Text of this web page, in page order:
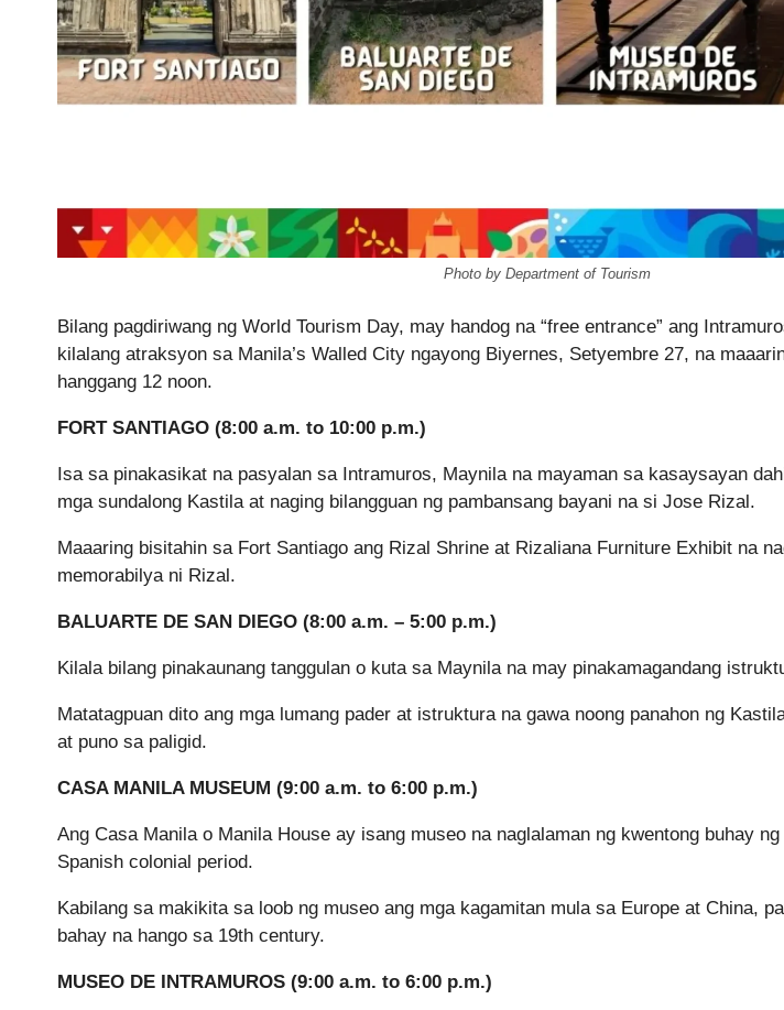
Photo by Department of Tourism
Bilang pagdiriwang ng World Tourism Day, may handog na “free entrance” ang
kilalang atraksyon sa Manila’s Walled City ngayong Biyernes, Setyembre 27, na
hanggang 12 noon.
FORT SANTIAGO (8:00 a.m. to 10:00 p.m.)
Isa sa pinakasikat na pasyalan sa Intramuros, Maynila na mayaman sa kasaysayan
mga sundalong Kastila at naging bilangguan ng pambansang bayani na si Jose Rizal.
Maaaring bisitahin sa Fort Santiago ang Rizal Shrine at Rizaliana Furniture Exhibit na
memorabilya ni Rizal.
BALUARTE DE SAN DIEGO (8:00 a.m. – 5:00 p.m.)
Kilala bilang pinakaunang tanggulan o kuta sa Maynila na may pinakamagandang
Matatagpuan dito ang mga lumang pader at istruktura na gawa noong panahon ng
at puno sa paligid.
CASA MANILA MUSEUM (9:00 a.m. to 6:00 p.m.)
Ang Casa Manila o Manila House ay isang museo na naglalaman ng kwentong buhay
Spanish colonial period.
Kabilang sa makikita sa loob ng museo ang mga kagamitan mula sa Europe at China,
bahay na hango sa 19th century.
MUSEO DE INTRAMUROS (9:00 a.m. to 6:00 p.m.)